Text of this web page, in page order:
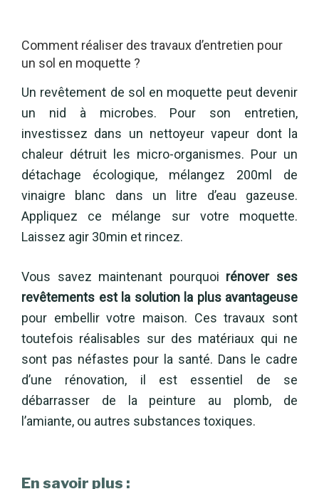
Comment réaliser des travaux d’entretien pour
un sol en moquette ?
Un revêtement de sol en moquette peut devenir
un nid à microbes. Pour son entretien,
investissez dans un nettoyeur vapeur dont la
chaleur détruit les micro-organismes. Pour un
détachage écologique, mélangez 200ml de
vinaigre blanc dans un litre d’eau gazeuse.
Appliquez ce mélange sur votre moquette.
Laissez agir 30min et rincez.
Vous savez maintenant pourquoi rénover ses
revêtements est la solution la plus avantageuse
pour embellir votre maison. Ces travaux sont
toutefois réalisables sur des matériaux qui ne
sont pas néfastes pour la santé. Dans le cadre
d’une rénovation, il est essentiel de se
débarrasser de la peinture au plomb, de
l’amiante, ou autres substances toxiques.
En savoir plus :